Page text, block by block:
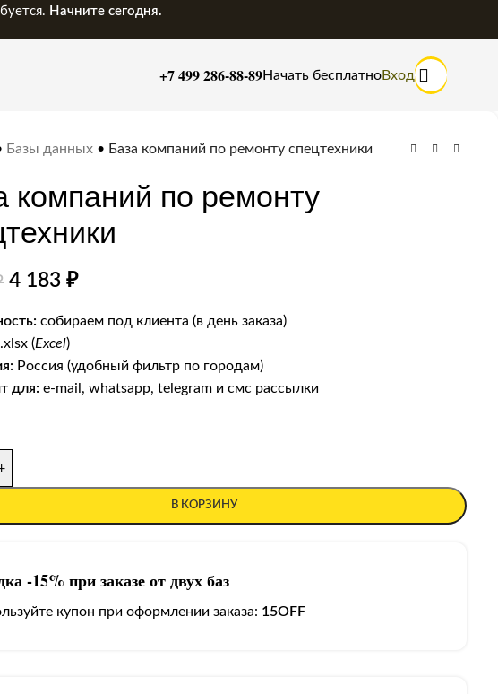
Начните сегодня.
+7 499 286-88-89Начать бесплатноВход
Базы данных • База компаний по ремонту спецтехники
компаний по ремонту
4 183 ₽
собираем под клиента (в день заказа)
.xlsx (Excel)
Россия (удобный фильтр по городам)
для: e-mail, whatsapp, telegram и смс рассылки
В КОРЗИНУ
-15% при заказе от двух баз
купон при оформлении заказа: 15OFF